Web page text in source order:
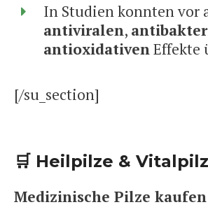
In Studien konnten vor
antiviralen,
antioxidativenEffekte
[/su_section]
🛒 Heilpilze &
Medizinische Pilze